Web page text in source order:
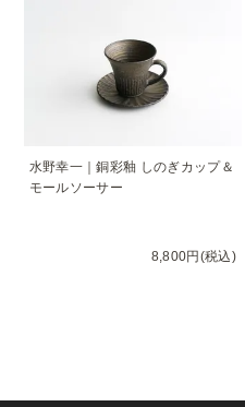
水野幸一｜銅彩釉 しのぎカップ＆
モールソーサー
8,800円(税込)